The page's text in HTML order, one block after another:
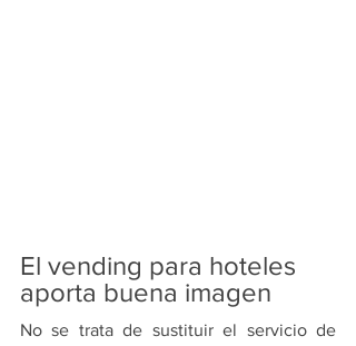
El vending para hoteles
aporta buena imagen
No se trata de sustituir el servicio de